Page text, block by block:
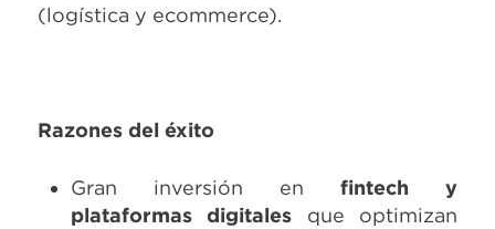
(logística y ecommerce).
Razones del éxito
Gran inversión en fintech y
plataformas digitales que optimizan